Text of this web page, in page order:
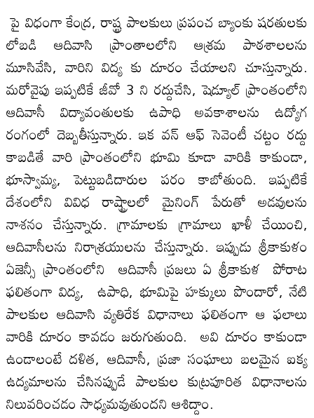
పై విధంగా కేంద్ర, రాష్ట్ర పాలకులు ప్రపంచ బ్యాంకు షరతులకు
లోబడి ఆదివాసి ప్రాంతాలలోని ఆశ్రమ పాఠశాలలను
మూసివేసి, వారిని విద్య కు దూరం చేయాలని చూస్తున్నారు.
మరోవైపు ఇప్పటికే జీవో 3 ని రద్దుచేసి, షెడ్యూల్ ప్రాంతంలోని
ఆదివాసీ విద్యావంతులకు ఉపాధి అవకాశాలను ఉద్యోగ
రంగంలో దెబ్బతీస్తున్నారు. ఇక వన్ ఆఫ్ సెవెంటీ చట్టం రద్దు
కాబడితే వారి ప్రాంతంలోని భూమి కూడా వారికి కాకుండా,
భూస్వామ్య, పెట్టుబడిదారుల పరం కాబోతుంది. ఇప్పటికే
దేశంలోని వివిధ రాష్ట్రాలలో మైనింగ్ పేరుతో అడవులను
నాశనం చేస్తున్నారు. గ్రామాలకు గ్రామాలు ఖాళీ చేయించి,
ఆదివాసీలను నిరాశ్రయులను చేస్తున్నారు. ఇప్పుడు శ్రీకాకుళం
ఏజెన్సీ ప్రాంతంలోని ఆదివాసీ ప్రజలు ఏ శ్రీకాకుళ పోరాట
ఫలితంగా విద్య, ఉపాధి, భూమిపై హక్కులు పొందారో, నేటి
పాలకుల ఆదివాసి వ్యతిరేక విధానాలు ఫలితంగా ఆ ఫలాలు
వారికి దూరం కావడం జరుగుతుంది. అవి దూరం కాకుండా
ఉండాలంటే దళిత, ఆదివాసీ, ప్రజా సంఘాలు బలమైన ఐక్య
ఉద్యమాలను చేసినప్పుడే పాలకుల కుట్రపూరిత విధానాలను
నిలువరించడం సాధ్యమవుతుందని ఆశిద్దాం.